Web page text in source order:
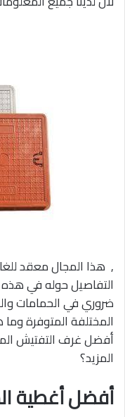
, هذا المجال معقد
التفاصيل حوله في
ضروري في الحمامات
المختلفة المتوفرة
أفضل غرف التفتيش
المزيد؟
أفضل أغطية